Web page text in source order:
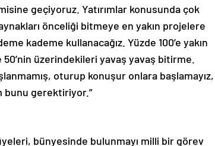
geçiyoruz. Yatırımlar konusunda çok
önceliği bitmeye en yakın projelere
kademe kullanacağız. Yüzde 100’e yakın
üzerindekileri yavaş yavaş bitirme.
oturup konuşur onlara başlamayız,
bunu gerektiriyor.”
bünyesinde bulunmayı milli bir görev